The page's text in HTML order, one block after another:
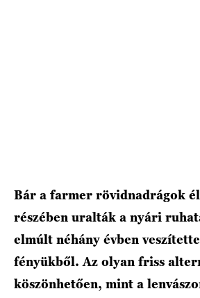
Bár a farmer rövidnadrágok
részében uralták a nyári
elmúlt néhány évben
fényükből. Az olyan friss
köszönhetően, mint a